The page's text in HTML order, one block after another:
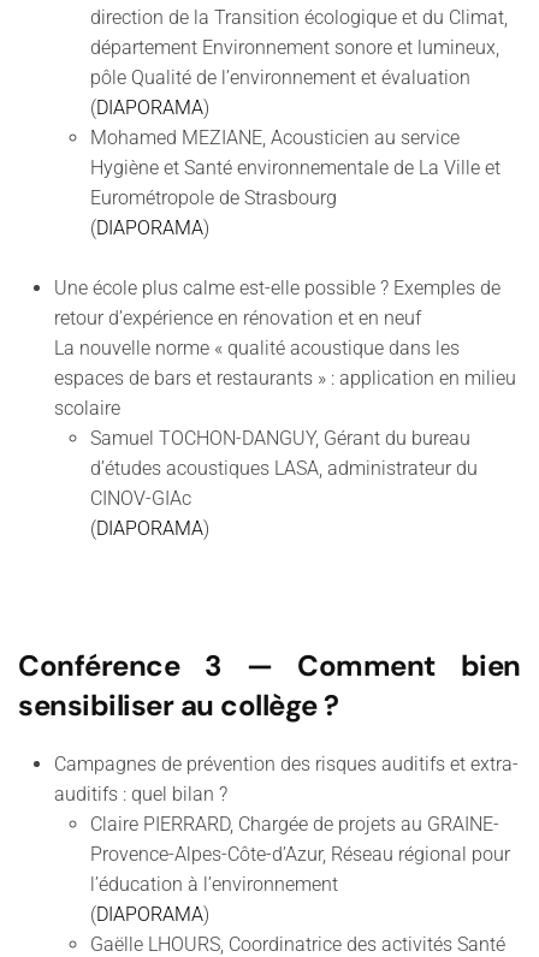
direction de la Transition écologique et du Climat,
département Environnement sonore et lumineux,
pôle Qualité de l’environnement et évaluation
(DIAPORAMA)
Mohamed MEZIANE, Acousticien au service
Hygiène et Santé environnementale de La Ville et
Eurométropole de Strasbourg
(DIAPORAMA)
Une école plus calme est-elle possible ? Exemples de
retour d’expérience en rénovation et en neuf
La nouvelle norme « qualité acoustique dans les
espaces de bars et restaurants » : application en milieu
scolaire
Samuel TOCHON-DANGUY, Gérant du bureau
d’études acoustiques LASA, administrateur du
CINOV-GIAc
(DIAPORAMA)
Conférence 3 — Comment bien
sensibiliser au collège ?
Campagnes de prévention des risques auditifs et extra-
auditifs : quel bilan ?
Claire PIERRARD, Chargée de projets au GRAINE-
Provence-Alpes-Côte-d’Azur, Réseau régional pour
l’éducation à l’environnement
(DIAPORAMA)
Gaëlle LHOURS, Coordinatrice des activités Santé